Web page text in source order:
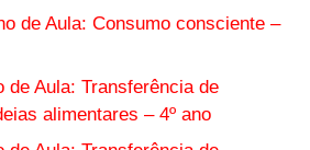
de Aula: Consumo consciente –
de Aula: Transferência de
alimentares – 4º ano